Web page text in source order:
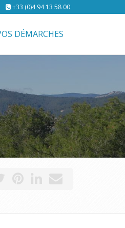
+33 (0)4 94 13 58 00
DÉMARCHES